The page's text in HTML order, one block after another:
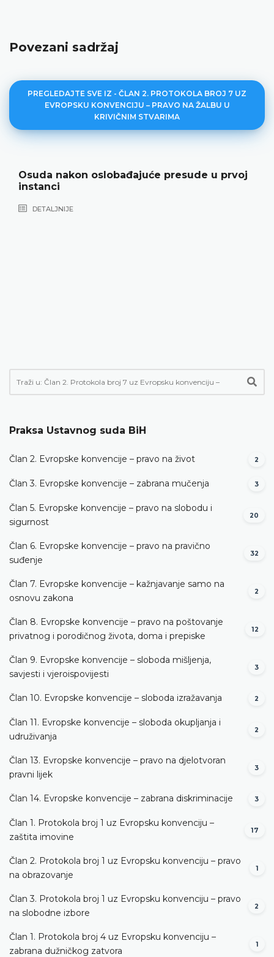
Povezani sadržaj
PREGLEDAJTE SVE IZ - ČLAN 2. PROTOKOLA BROJ 7 UZ
EVROPSKU KONVENCIJU – PRAVO NA ŽALBU U
KRIVIČNIM STVARIMA
Osuda nakon oslobađajuće presude u prvoj
instanci
DETALJNIJE
Praksa Ustavnog suda BiH
Član 2. Evropske konvencije – pravo na život 2
Član 3. Evropske konvencije – zabrana mučenja 3
Član 5. Evropske konvencije – pravo na slobodu i
sigurnost
20
Član 6. Evropske konvencije – pravo na pravično
suđenje
32
Član 7. Evropske konvencije – kažnjavanje samo na
osnovu zakona
2
Član 8. Evropske konvencije – pravo na poštovanje
privatnog i porodičnog života, doma i prepiske
12
Član 9. Evropske konvencije – sloboda mišljenja,
savjesti i vjeroispovijesti
3
Član 10. Evropske konvencije – sloboda izražavanja 2
Član 11. Evropske konvencije – sloboda okupljanja i
udruživanja
2
Član 13. Evropske konvencije – pravo na djelotvoran
pravni lijek
3
Član 14. Evropske konvencije – zabrana diskriminacije 3
Član 1. Protokola broj 1 uz Evropsku konvenciju –
zaštita imovine
17
Član 2. Protokola broj 1 uz Evropsku konvenciju – pravo
na obrazovanje
1
Član 3. Protokola broj 1 uz Evropsku konvenciju – pravo
na slobodne izbore
2
Član 1. Protokola broj 4 uz Evropsku konvenciju –
zabrana dužničkog zatvora
1